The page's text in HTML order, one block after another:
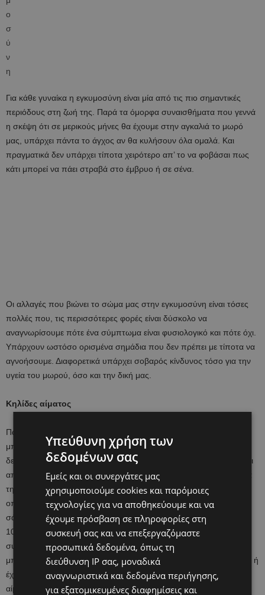
Για κάθε γυναίκα η εγκυμοσύνη είναι μία από τις πιο σημαντικές
περιόδους στη ζωή της. Παρά τα όμορφα συναισθήματα που γεννά
η σκέψη ότι σε μερικούς μήνες θα έχουμε στην αγκαλιά το μωρό
μας, υπάρχει πάντα το άγχος αν θα κυλήσουν όλα ομαλά. Και
πραγματικά δεν υπάρχει τίποτα χειρότερο απ’ το να φοβάσαι πως
κάτι μπορεί να πάει στραβά στο έμβρυο ή σε σένα.
Οι αλλαγές που βιώνει το σώμα μας στην εγκυμοσύνη είναι τόσες
πολλές που, τις περισσότερες φορές είναι δύσκολο να
αναγνωρίσουμε πότε ένα σύμπτωμα είναι φυσιολογικό και πότε όχι.
Υπάρχουν ωστόσο ορισμένα σημάδια που δεν πρέπει με τίποτα να
αγνοήσουμε. Διαφορετικά υπάρχει σοβαρός κίνδυνος τόσο για την
υγεία του μωρού, όσο και την δική μας.
Κηλίδες αίματος
Παρόλο που μια μικρή αιμορραγία στην αρχή της εγκυμοσύνης
μπορεί να τρομάξει την μέλλουσα μητέρα, τις περισσότερες φορές
δεν είναι ανησυχητικό σημάδι. Αν, όμως, η αιμορραγία συνοδεύεται
από πόνους στην κοιλιακή χώρα, τότε μπορεί να είναι αποτέλεσμα
της έκτοπης κύησης, δηλαδή της κύησης που αναπτύσσεται
οπουδήποτε αλλού εκτός από την μήτρα και συνήθως στις
σάλπιγγες. Οι έκτοπες κυήσεις συμβαίνουν συχνά μεταξύ 6ης και
10ης εβδομάδας ενώ η απόχρωση του αίματος είναι καφετί και
συνοδεύεται από οξύ πόνο. Οι λιποθυμίες και ο αφόρητος πόνος
μπορεί να είναι ένδειξη ότι η έκτοπη κύηση ετοιμάζεται να διακοπεί ή
έχει διακοπεί ήδη. Σε κάθε περίπτωση, αν εντοπίσετε κηλίδες
αίματος, πρέπει αμέσως να επικοινωνήσετε με τον γιατρό σας.
Υπεύθυνη χρήση των
δεδομένων σας
Εμείς και οι συνεργάτες μας
χρησιμοποιούμε cookies και παρόμοιες
τεχνολογίες για να αποθηκεύουμε και να
έχουμε πρόσβαση σε πληροφορίες στη
συσκευή σας και να επεξεργαζόμαστε
προσωπικά δεδομένα, όπως τη
διεύθυνση IP σας, μοναδικά
αναγνωριστικά και δεδομένα περιήγησης,
για εξατομικευμένες διαφημίσεις και